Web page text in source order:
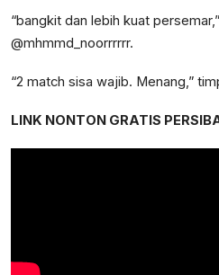
“bangkit dan lebih kuat
@mhmmd_noorrrrrr.
“2 match sisa wajib. Menang,”
LINK NONTON GRATIS